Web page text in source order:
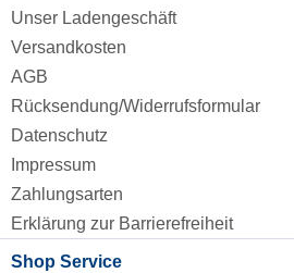
Unser Ladengeschäft
Versandkosten
AGB
Rücksendung/Widerrufsformular
Datenschutz
Impressum
Zahlungsarten
Erklärung zur Barrierefreiheit
Shop Service